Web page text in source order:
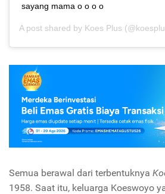
sayang mama o o o o
A post shared by Koes Plus
Semua berawal dari terbentuknya
1958. Saat itu, keluarga Koeswoyo